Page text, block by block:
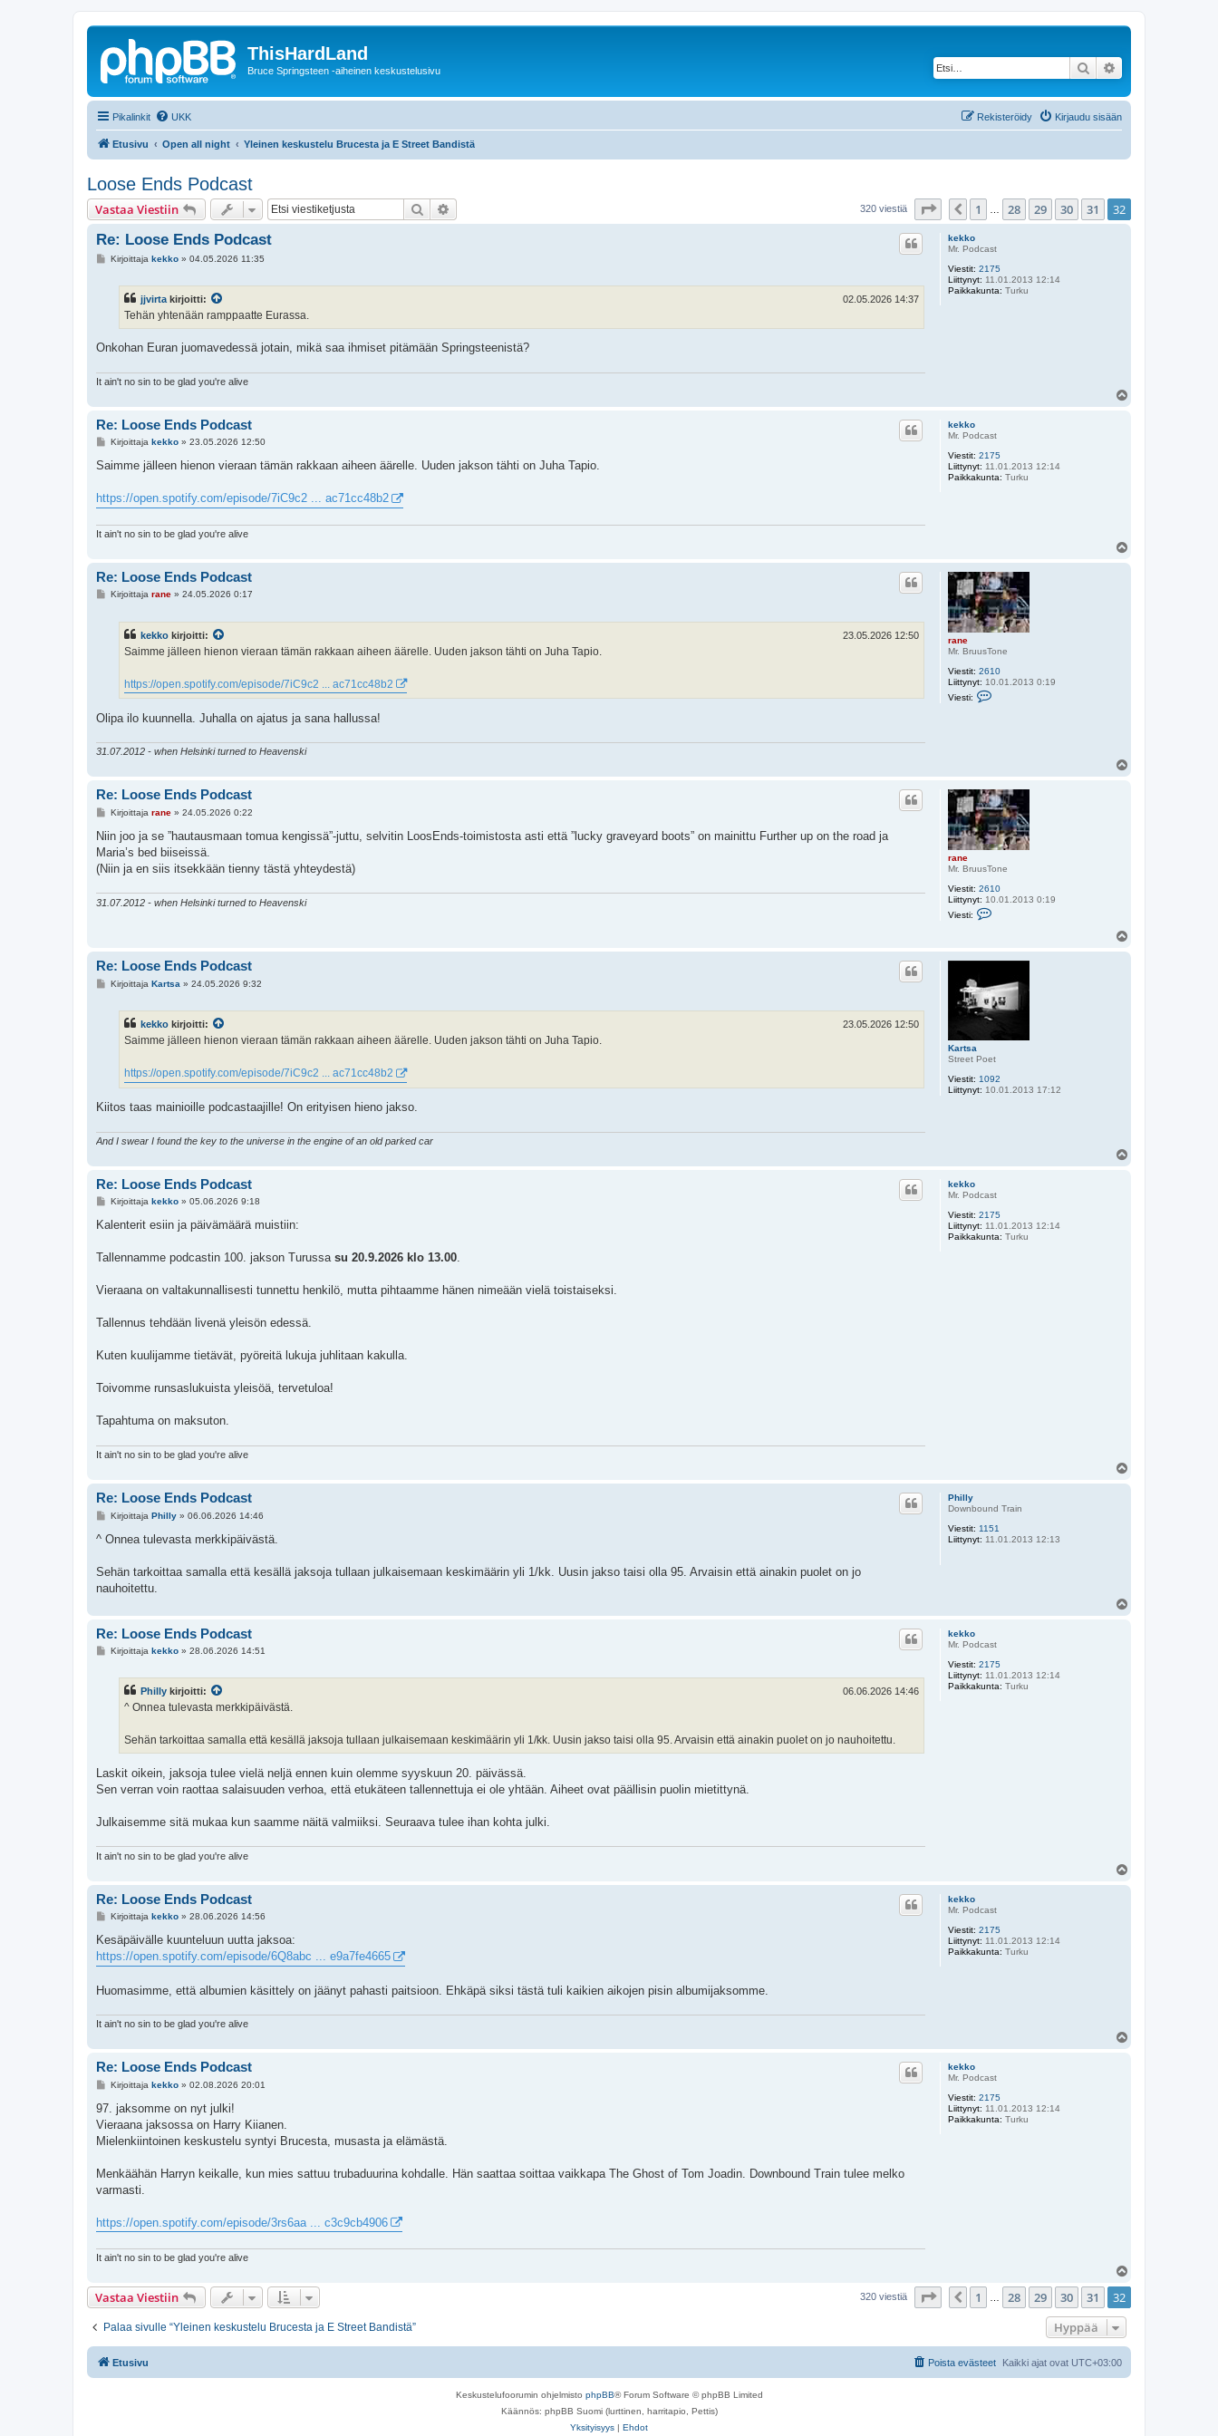
ThisHardLand
Bruce Springsteen -aiheinen keskustelusivu Etsi
Pikalinkit UKK Kirjaudu sisään
Rekisteröidy
Etusivu Open all night Yleinen keskustelu Brucesta ja E Street Bandistä
Loose Ends Podcast
Vastaa Viestiin Etsi 320 viestiä Sivu /Edellinen
1 28 29 30 31 32
kekko
Mr. Podcast
Viestit: 2175
Liittynyt: 11.01.2013 12:14
Paikkakunta: Turku
Re: Loose Ends Podcast
VKirjoittaja kekko» 04.05.2026 11:35
jjvirta kirjoitti: 02.05.2026 14:37
Tehän yhtenään ramppaatte Eurassa.
Onkohan Euran juomavedessä jotain, mikä saa ihmiset pitämään Springsteenistä?
It ain't no sin to be glad you're alive
kekko
Mr. Podcast
Viestit: 2175
Liittynyt: 11.01.2013 12:14
Paikkakunta: Turku
Re: Loose Ends Podcast
V
e
i
Kirjoittaja kekko» 23.05.2026 12:50
Saimme jälleen hienon vieraan tämän rakkaan aiheen äärelle. Uuden jakson tähti on Juha Tapio.
https://open.spotify.com/episode/7iC9c2 ... ac71cc48b2
It ain't no sin to be glad you're alive
rane
Mr. BruusTone
Viestit: 2610
Liittynyt: 10.01.2013 0:19
Viesti:
n
e
Re: Loose Ends Podcast
VKirjoittaja rane» 24.05.2026 0:17
kekko kirjoitti: 23.05.2026 12:50
Saimme jälleen hienon vieraan tämän rakkaan aiheen äärelle. Uuden jakson tähti on Juha Tapio.
https://open.spotify.com/episode/7iC9c2 ... ac71cc48b2
Olipa ilo kuunnella. Juhalla on ajatus ja sana hallussa!
31.07.2012 - when Helsinki turned to Heavenski
rane
Mr. BruusTone
Viestit: 2610
Liittynyt: 10.01.2013 0:19
Viesti:
t
i
a
n
e
Re: Loose Ends Podcast
V
e
t
i
Kirjoittaja rane» 24.05.2026 0:22
Niin joo ja se ”hautausmaan tomua kengissä”-juttu, selvitin LoosEnds-toimistosta asti että ”lucky graveyard boots” on mainittu Further up on the road ja
Maria’s bed biiseissä.
(Niin ja en siis itsekkään tienny tästä yhteydestä)
31.07.2012 - when Helsinki turned to Heavenski
Kartsa
Street Poet
Viestit: 1092
Liittynyt: 10.01.2013 17:12
Re: Loose Ends Podcast
VKirjoittaja Kartsa » 24.05.2026 9:32
kekko kirjoitti: 23.05.2026 12:50
Saimme jälleen hienon vieraan tämän rakkaan aiheen äärelle. Uuden jakson tähti on Juha Tapio.
https://open.spotify.com/episode/7iC9c2 ... ac71cc48b2
Kiitos taas mainioille podcastaajille! On erityisen hieno jakso.
And I swear I found the key to the universe in the engine of an old parked car
kekko
Mr. Podcast
Viestit: 2175
Liittynyt: 11.01.2013 12:14
Paikkakunta: Turku
Re: Loose Ends Podcast
V
e
i
Kirjoittaja kekko» 05.06.2026 9:18
Kalenterit esiin ja päivämäärä muistiin:
Tallennamme podcastin 100. jakson Turussa su 20.9.2026 klo 13.00.
Vieraana on valtakunnallisesti tunnettu henkilö, mutta pihtaamme hänen nimeään vielä toistaiseksi.
Tallennus tehdään livenä yleisön edessä.
Kuten kuulijamme tietävät, pyöreitä lukuja juhlitaan kakulla.
Toivomme runsaslukuista yleisöä, tervetuloa!
Tapahtuma on maksuton.
It ain't no sin to be glad you're alive
Philly
Downbound Train
Viestit: 1151
Liittynyt: 11.01.2013 12:13
Re: Loose Ends Podcast
V
e
i
Kirjoittaja Philly» 06.06.2026 14:46
^ Onnea tulevasta merkkipäivästä.
Sehän tarkoittaa samalla että kesällä jaksoja tullaan julkaisemaan keskimäärin yli 1/kk. Uusin jakso taisi olla 95. Arvaisin että ainakin puolet on jo
nauhoitettu.
l
kekko
Mr. Podcast
Viestit: 2175
Liittynyt: 11.01.2013 12:14
Paikkakunta: Turku
Re: Loose Ends Podcast
VKirjoittaja kekko» 28.06.2026 14:51
Philly kirjoitti: 06.06.2026 14:46
^ Onnea tulevasta merkkipäivästä.
Sehän tarkoittaa samalla että kesällä jaksoja tullaan julkaisemaan keskimäärin yli 1/kk. Uusin jakso taisi olla 95. Arvaisin että ainakin puolet on jo nauhoitettu.
Laskit oikein, jaksoja tulee vielä neljä ennen kuin olemme syyskuun 20. päivässä.
Sen verran voin raottaa salaisuuden verhoa, että etukäteen tallennettuja ei ole yhtään. Aiheet ovat päällisin puolin mietittynä.
Julkaisemme sitä mukaa kun saamme näitä valmiiksi. Seuraava tulee ihan kohta julki.
It ain't no sin to be glad you're alive
kekko
Mr. Podcast
Viestit: 2175
Liittynyt: 11.01.2013 12:14
Paikkakunta: Turku
Re: Loose Ends Podcast
V
e
t
i
Kirjoittaja kekko» 28.06.2026 14:56
Kesäpäivälle kuunteluun uutta jaksoa:
https://open.spotify.com/episode/6Q8abc ... e9a7fe4665
Huomasimme, että albumien käsittely on jäänyt pahasti paitsioon. Ehkäpä siksi tästä tuli kaikien aikojen pisin albumijaksomme.
It ain't no sin to be glad you're alive
kekko
Mr. Podcast
Viestit: 2175
Liittynyt: 11.01.2013 12:14
Paikkakunta: Turku
Re: Loose Ends Podcast
V
e
t
i
Kirjoittaja kekko» 02.08.2026 20:01
97. jaksomme on nyt julki!
Vieraana jaksossa on Harry Kiianen.
Mielenkiintoinen keskustelu syntyi Brucesta, musasta ja elämästä.
Menkäähän Harryn keikalle, kun mies sattuu trubaduurina kohdalle. Hän saattaa soittaa vaikkapa The Ghost of Tom Joadin. Downbound Train tulee melko
varmasti.
https://open.spotify.com/episode/3rs6aa ... c3c9cb4906
It ain't no sin to be glad you're alive
s
Vastaa Viestiin 320 viestiä Sivu / 32
Edellinen
1 28 29 30 31 32
Palaa sivulle “Yleinen keskustelu Brucesta ja E Street Bandistä” Hyppää
Etusivu Kaikki ajat ovat UTC+03:00
Poista evästeet
Keskustelufoorumin ohjelmisto phpBB® Forum Software © phpBB Limited
Käännös: phpBB Suomi (lurttinen, harritapio, Pettis)
Yksityisyys | Ehdot